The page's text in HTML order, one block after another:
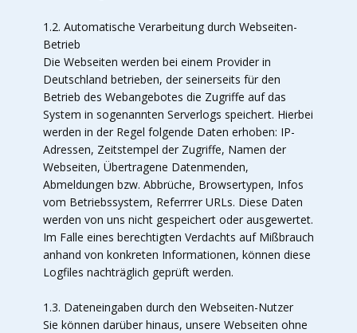
1.2. Automatische Verarbeitung durch Webseiten-
Betrieb
Die Webseiten werden bei einem Provider in
Deutschland betrieben, der seinerseits für den
Betrieb des Webangebotes die Zugriffe auf das
System in sogenannten Serverlogs speichert. Hierbei
werden in der Regel folgende Daten erhoben: IP-
Adressen, Zeitstempel der Zugriffe, Namen der
Webseiten, Übertragene Datenmenden,
Abmeldungen bzw. Abbrüche, Browsertypen, Infos
vom Betriebssystem, Referrrer URLs. Diese Daten
werden von uns nicht gespeichert oder ausgewertet.
Im Falle eines berechtigten Verdachts auf Mißbrauch
anhand von konkreten Informationen, können diese
Logfiles nachträglich geprüft werden.
1.3. Dateneingaben durch den Webseiten-Nutzer
Sie können darüber hinaus, unsere Webseiten ohne